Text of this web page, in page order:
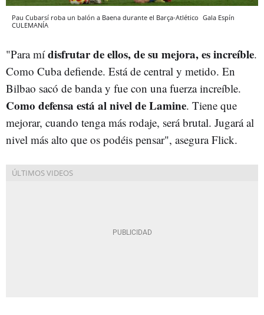
Pau Cubarsí roba un balón a Baena durante el Barça-Atlético Gala Espín
CULEMANÍA
"Para mídisfrutar de ellos, de su mejora, es increíble.
Como Cuba defiende. Está de central y metido. En
Bilbao sacó de banda y fue con una fuerza increíble.
Como defensa está al nivel de Lamine. Tiene que
mejorar, cuando tenga más rodaje, será brutal. Jugará al
nivel más alto que os podéis pensar", asegura Flick.